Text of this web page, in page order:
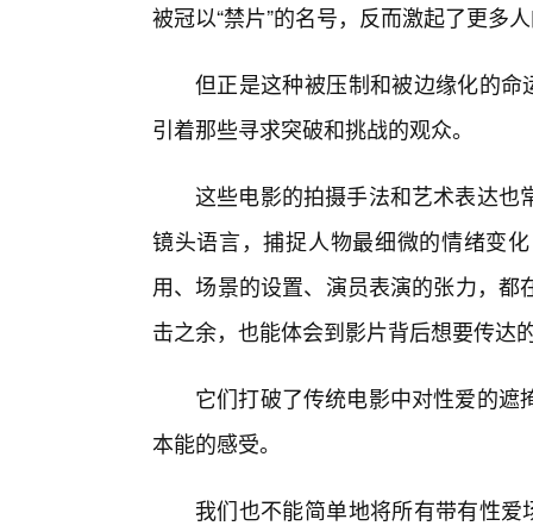
被冠以“禁片”的名号，反而激起了更多
但正是这种被压制和被边缘化的命
引着那些寻求突破和挑战的观众。
这些电影的拍摄手法和艺术表达也
镜头语言，捕捉人物最细微的情绪变
用、场景的设置、演员表演的张力，
击之余，也能体会到影片背后想要传达
它们打破了传统电影中对性爱的
本能的感受。
我们也不能简单地将所有带有性爱